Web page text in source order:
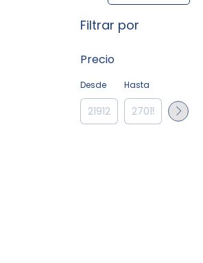
Filtrar por
Precio
Desde Hasta